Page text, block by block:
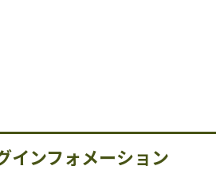
インフォメーション